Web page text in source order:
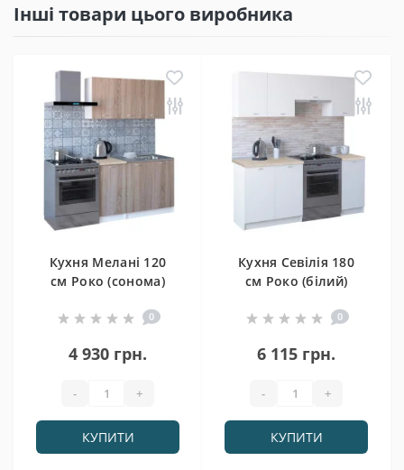
Інші товари цього виробника
Кухня Мелані 120
см Роко (сонома)
0
4 930 грн.
- +
КУПИТИ
Кухня Севілія 180
см Роко (білий)
0
6 115 грн.
- +
КУПИТИ